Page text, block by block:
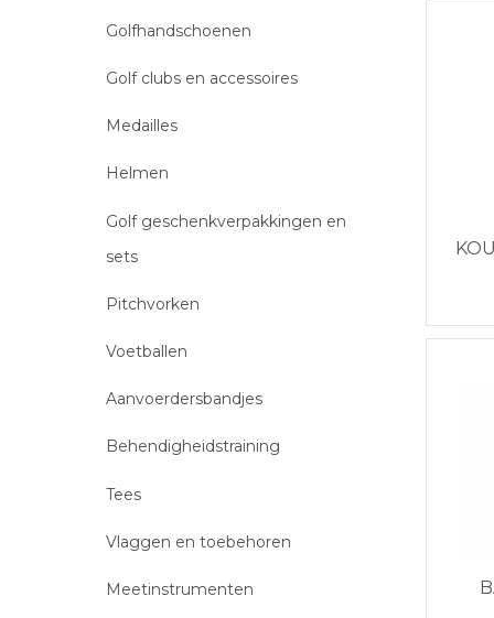
Golfhandschoenen
Golf clubs en accessoires
Medailles
Helmen
Golf geschenkverpakkingen en
sets
Pitchvorken
Voetballen
Aanvoerdersbandjes
Behendigheidstraining
Tees
Vlaggen en toebehoren
Meetinstrumenten